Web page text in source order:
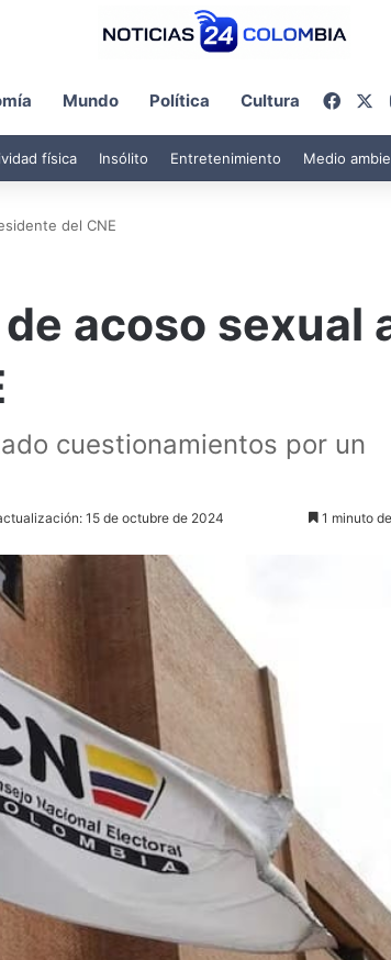
Mundo Política Cultura
física Insólito Entretenimiento Medio
del CNE
acoso sexual
cuestionamientos por un
15 de octubre de 2024 1 minuto